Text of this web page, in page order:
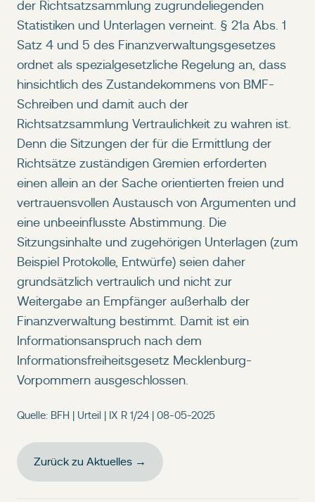
der Richtsatzsammlung zugrundeliegenden
Statistiken und Unterlagen verneint. § 21a Abs. 1
Satz 4 und 5 des Finanzverwaltungsgesetzes
ordnet als spezialgesetzliche Regelung an, dass
hinsichtlich des Zustandekommens von BMF-
Schreiben und damit auch der
Richtsatzsammlung Vertraulichkeit zu wahren ist.
Denn die Sitzungen der für die Ermittlung der
Richtsätze zuständigen Gremien erforderten
einen allein an der Sache orientierten freien und
vertrauensvollen Austausch von Argumenten und
eine unbeeinflusste Abstimmung. Die
Sitzungsinhalte und zugehörigen Unterlagen (zum
Beispiel Protokolle, Entwürfe) seien daher
grundsätzlich vertraulich und nicht zur
Weitergabe an Empfänger außerhalb der
Finanzverwaltung bestimmt. Damit ist ein
Informationsanspruch nach dem
Informationsfreiheitsgesetz Mecklenburg-
Vorpommern ausgeschlossen.
Quelle: BFH | Urteil | IX R 1/24 | 08-05-2025
Zurück zu Aktuelles →